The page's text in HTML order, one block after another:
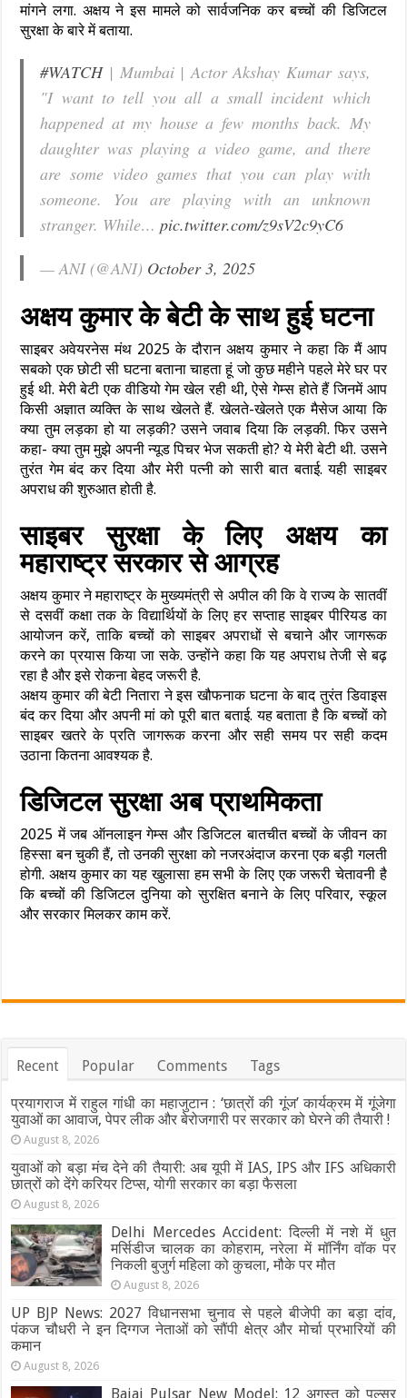
मांगने लगा. अक्षय ने इस मामले को सार्वजनिक कर बच्चों की डिजिटल
सुरक्षा के बारे में बताया.
#WATCH| Mumbai | Actor Akshay Kumar says,
"I want to tell you all a small incident which
happened at my house a few months back. My
daughter was playing a video game, and there
are some video games that you can play with
someone. You are playing with an unknown
stranger. While…pic.twitter.com/z9sV2c9yC6
— ANI (@ANI) October 3, 2025
अक्षय कुमार के बेटी के साथ हुई घटना
साइबर अवेयरनेस मंथ 2025 के दौरान अक्षय कुमार ने कहा कि मैं आप
सबको एक छोटी सी घटना बताना चाहता हूं जो कुछ महीने पहले मेरे घर पर
हुई थी. मेरी बेटी एक वीडियो गेम खेल रही थी, ऐसे गेम्स होते हैं जिनमें आप
किसी अज्ञात व्यक्ति के साथ खेलते हैं. खेलते-खेलते एक मैसेज आया कि
क्या तुम लड़का हो या लड़की? उसने जवाब दिया कि लड़की. फिर उसने
कहा- क्या तुम मुझे अपनी न्यूड पिचर भेज सकती हो? ये मेरी बेटी थी. उसने
तुरंत गेम बंद कर दिया और मेरी पत्नी को सारी बात बताई. यही साइबर
अपराध की शुरुआत होती है.
साइबर सुरक्षा के लिए अक्षय का
महाराष्ट्र सरकार से आग्रह
अक्षय कुमार ने महाराष्ट्र के मुख्यमंत्री से अपील की कि वे राज्य के सातवीं
से दसवीं कक्षा तक के विद्यार्थियों के लिए हर सप्ताह साइबर पीरियड का
आयोजन करें, ताकि बच्चों को साइबर अपराधों से बचाने और जागरूक
करने का प्रयास किया जा सके. उन्होंने कहा कि यह अपराध तेजी से बढ़
रहा है और इसे रोकना बेहद जरूरी है.
अक्षय कुमार की बेटी नितारा ने इस खौफनाक घटना के बाद तुरंत डिवाइस
बंद कर दिया और अपनी मां को पूरी बात बताई. यह बताता है कि बच्चों को
साइबर खतरे के प्रति जागरूक करना और सही समय पर सही कदम
उठाना कितना आवश्यक है.
डिजिटल सुरक्षा अब प्राथमिकता
2025 में जब ऑनलाइन गेम्स और डिजिटल बातचीत बच्चों के जीवन का
हिस्सा बन चुकी हैं, तो उनकी सुरक्षा को नजरअंदाज करना एक बड़ी गलती
होगी. अक्षय कुमार का यह खुलासा हम सभी के लिए एक जरूरी चेतावनी है
कि बच्चों की डिजिटल दुनिया को सुरक्षित बनाने के लिए परिवार, स्कूल
और सरकार मिलकर काम करें.
Recent Popular Comments Tags
प्रयागराज में राहुल गांधी का महाजुटान : ‘छात्रों की गूंज’ कार्यक्रम में गूंजेगा
युवाओं का आवाज, पेपर लीक और बेरोजगारी पर सरकार को घेरने की तैयारी !
August 8, 2026
युवाओं को बड़ा मंच देने की तैयारी: अब यूपी में IAS, IPS और IFS अधिकारी
छात्रों को देंगे करियर टिप्स, योगी सरकार का बड़ा फैसला
August 8, 2026
Delhi Mercedes Accident: दिल्ली में नशे में धुत
मर्सिडीज चालक का कोहराम, नरेला में मॉर्निंग वॉक पर
निकली बुजुर्ग महिला को कुचला, मौके पर मौत
August 8, 2026
UP BJP News: 2027 विधानसभा चुनाव से पहले बीजेपी का बड़ा दांव,
पंकज चौधरी ने इन दिग्गज नेताओं को सौंपी क्षेत्र और मोर्चा प्रभारियों की
कमान
August 8, 2026
Bajaj Pulsar New Model: 12 अगस्त को पल्सर